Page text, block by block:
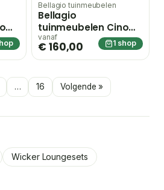
Bellagio tuinmeubelen
Bellagio
tuinmeubelen Cino
dining tuinstoel
stapelbaar – Groen
vanaf
€ 160,00 1 shop
… 16 Volgende »
Wicker Loungesets